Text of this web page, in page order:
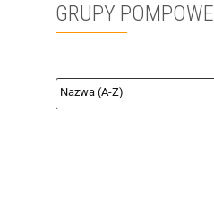
GRUPY POMPOWE